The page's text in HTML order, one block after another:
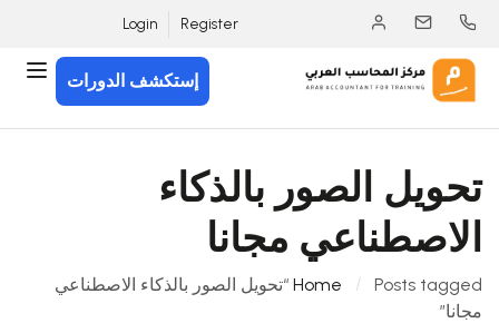
Register
Login
إستكشف الدورات
تحويل الصور بالذكاء
الاصطناعي مجانا
Home Posts tagged “تحويل الصور بالذكاء الاصطناعي
مجانا”